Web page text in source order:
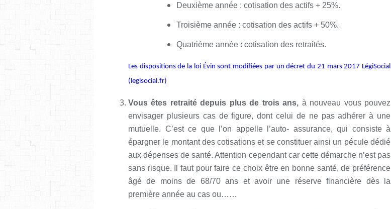
Deuxième année : cotisation des actifs + 25%.
Troisième année : cotisation des actifs + 50%.
Quatrième année : cotisation des retraités.
Les dispositions de la loi Évin sont modifiées par un décret du 21 mars 2017 LégiSocial
(legisocial.fr)
Vous êtes retraité depuis plus de trois ans, à nouveau vous pouvez
envisager plusieurs cas de figure, dont celui de ne pas adhérer à une
mutuelle. C’est ce que l’on appelle l’auto- assurance, qui consiste à
épargner le montant des cotisations et se constituer ainsi un pécule dédié
aux dépenses de santé. Attention cependant car cette démarche n’est pas
sans risque. Il faut pour faire ce choix être en bonne santé, de préférence
âgé de moins de 68/70 ans et avoir une réserve financière dès la
première année au cas ou……